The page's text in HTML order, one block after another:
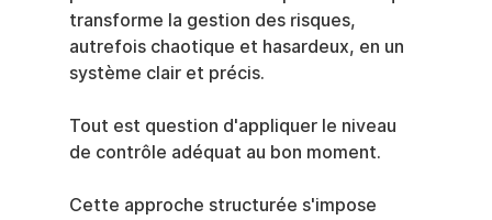
transforme la gestion des risques,
autrefois chaotique et hasardeux, en un
système clair et précis.
Tout est question d'appliquer le niveau
de contrôle adéquat au bon moment.
Cette approche structurée s'impose